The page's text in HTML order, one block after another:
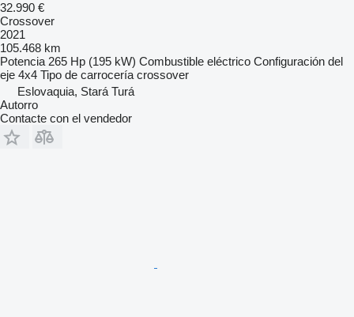
32.990 €
Crossover
2021
105.468 km
Potencia 265 Hp (195 kW) Combustible eléctrico Configuración del
eje 4x4 Tipo de carrocería crossover
Eslovaquia, Stará Turá
Autorro
Contacte con el vendedor